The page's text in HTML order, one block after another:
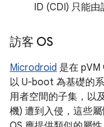
ID (CDI) 只能由
訪客 OS
Microdroid 是在
以 U-boot 為基礎的
用者空間的子集，以
機) 遭到入侵，這些